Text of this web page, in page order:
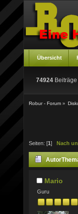
Übersicht
74924 Beiträge
Robur - Forum »
Seiten: [1 ] Nach
Autor
Mario
Guru